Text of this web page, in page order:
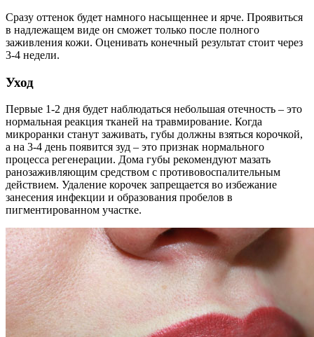
Сразу оттенок будет намного насыщеннее и ярче. Проявиться
в надлежащем виде он сможет только после полного
заживления кожи. Оценивать конечный результат стоит через
3-4 недели.
Уход
Первые 1-2 дня будет наблюдаться небольшая отечность – это
нормальная реакция тканей на травмирование. Когда
микроранки станут заживать, губы должны взяться корочкой,
а на 3-4 день появится зуд – это признак нормального
процесса регенерации. Дома губы рекомендуют мазать
ранозаживляющим средством с противовоспалительным
действием. Удаление корочек запрещается во избежание
занесения инфекции и образования пробелов в
пигментированном участке.